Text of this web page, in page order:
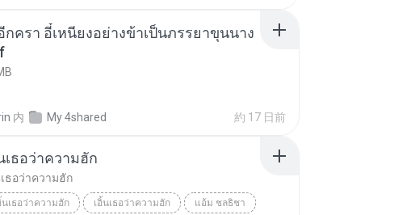
กครา อี๋เหนียงอย่างข้าเป็นภรรยาขุนนาง
内 My 4shared 約 17 日前
เธอว่าความฮัก
ธอว่าความฮัก
นเธอว่าความฮัก เอิ้นเธอว่าความฮัก แอ้ม ชลธิชา